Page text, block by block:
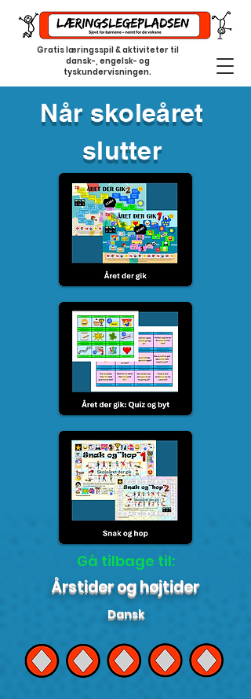
Gratis læringsspil & aktiviteter til
dansk-, engelsk- og
tyskundervisningen.
Når skoleåret
slutter
Gå tilbage til:
Årstider og højtider
Dansk